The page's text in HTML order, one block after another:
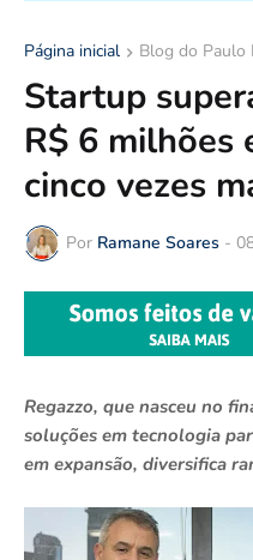
Página inicial Blog do Paulo
Startup
R$ 6 milhões
cinco vezes
Por Ramane Soares -
Regazzo, que nasceu no
soluções em tecnologia
em expansão, diversifica